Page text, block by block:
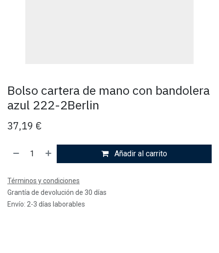
Bolso cartera de mano con bandolera
azul 222-2Berlin
37,19 €
Añadir al carrito
Términos y condiciones
Grantía de devolución de 30 días
Envío: 2-3 días laborables